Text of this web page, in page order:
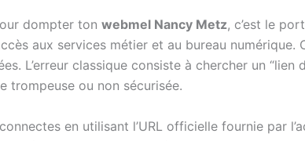
dompter ton webmel Nancy Metz, c’est le
aux services métier et au bureau
L’erreur classique consiste à chercher un
trompeuse ou non sécurisée.
en utilisant l’URL officielle fournie par